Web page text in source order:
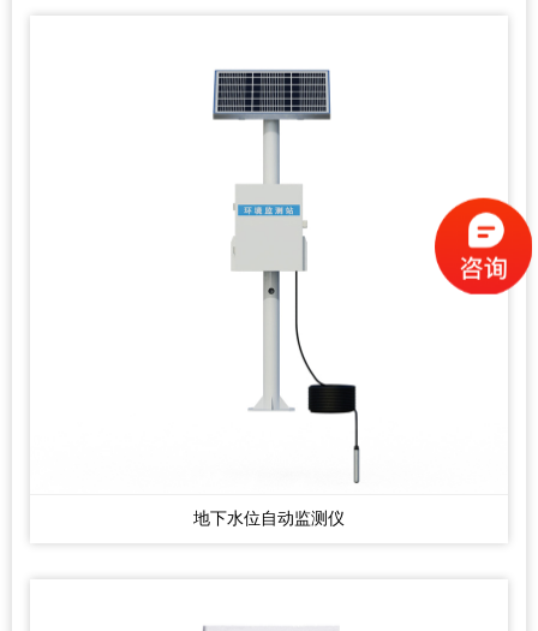
地下水位自动监测仪